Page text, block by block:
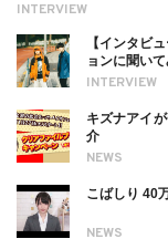
INTERVIEW
ついても
INTERVIEW
【インタビ
ョンに聞い
NEWS
キズナアイ
介
NEWS
こばしり 40